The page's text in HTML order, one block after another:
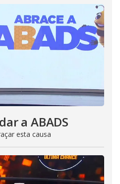
a ABADS
esta causa